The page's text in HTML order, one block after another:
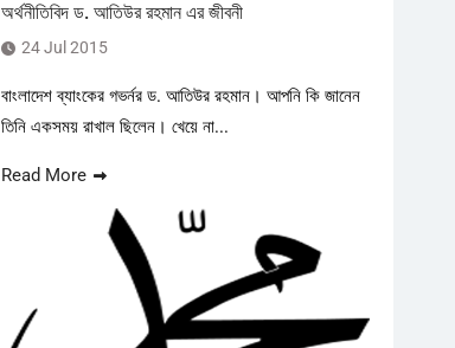
অর্থনীতিবিদ ড. আতিউর রহমান এর জীবনী
24 Jul 2015
বাংলাদেশ ব্যাংকের গভর্নর ড. আতিউর রহমান। আপনি কি জানেন
তিনি একসময় রাখাল ছিলেন। খেয়ে না...
Read More